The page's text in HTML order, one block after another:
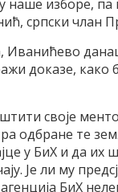
наше изборе, па
српски члан
Иванићево
доказе, како
своје
одбране те
у БиХ и да
Је ли му
БиХ